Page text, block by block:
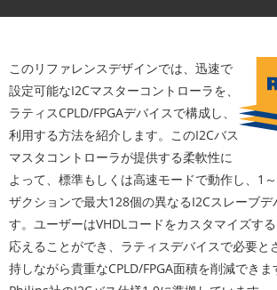
このリファレンスデザインでは、迅速で
設定可能なI2Cマスターコントローラを、
ラティスCPLD/FPGAデバイスで構成し、
利用する方法を紹介します。このI2Cバス
マスタコントローラが提供する柔軟性に
よって、標準もしくは高速モードで動作し、1
ザクションで最大128個の異なるI2Cスレーブデ
す。ユーザーはVHDLコードをカスタマイズす
応えることができ、ラティスデバイスで必要と
持しながら貴重なCPLD/FPGA面積を削減でき